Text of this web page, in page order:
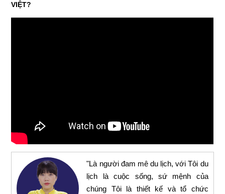
VIỆT?
"Là người đam mê du lịch, với Tôi du
lịch là cuộc sống, sứ mệnh của
chúng Tôi là thiết kế và tổ chức